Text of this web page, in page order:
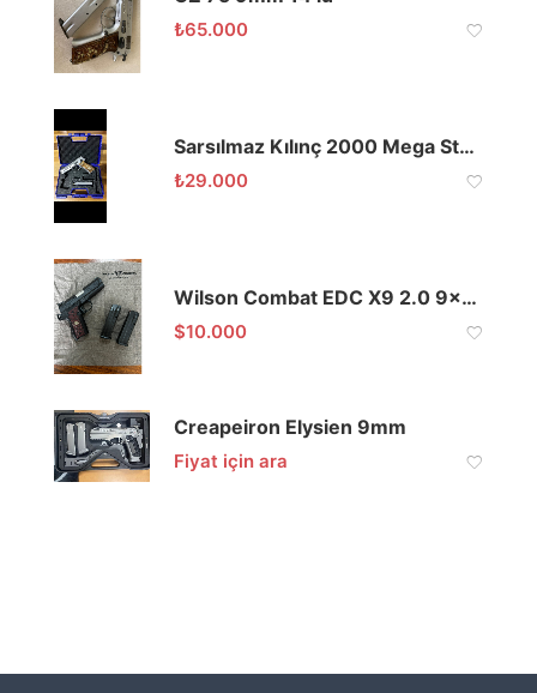
₺65.000
Sarsılmaz Kılınç 2000 Mega Stainless Steel Mat
₺29.000
Wilson Combat EDC X9 2.0 9×19 Sıfır Kutusunda
$10.000
Creapeiron Elysien 9mm
Fiyat için ara